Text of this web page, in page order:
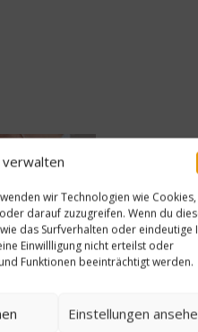
verwalten
wir Technologien wie Cookies,
darauf zuzugreifen. Wenn du
das Surfverhalten oder eindeutige
Einwillligung nicht erteilst oder
Funktionen beeinträchtigt werden.
Einstellungen